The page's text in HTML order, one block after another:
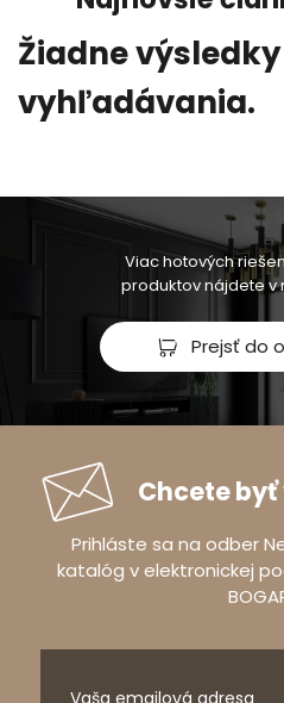
Žiadne výsledky
vyhľadávania.
Viac hotových
produktov nájdete
Prejsť do
Chcete byť
Prihláste sa na odber
katalóg v elektronickej
Vaša emailová adresa